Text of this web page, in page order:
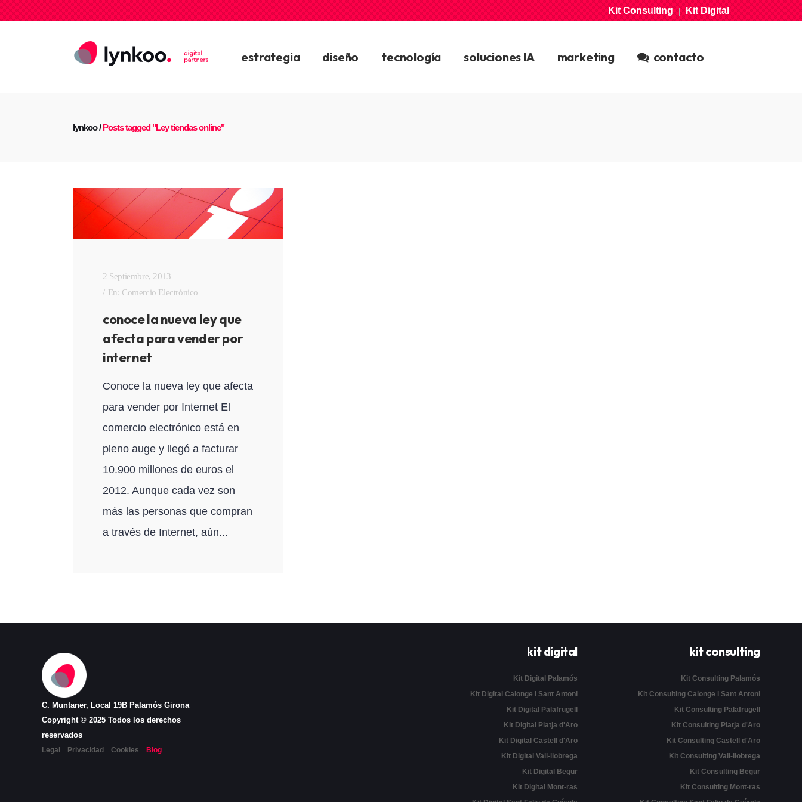
Kit Consulting|Kit Digital
estrategia diseño tecnología soluciones IA marketing contacto
lynkoo/Posts tagged "Ley tiendas online"
2 Septiembre, 2013
En: Comercio Electrónico
conoce la nueva ley que
afecta para vender por
internet
Conoce la nueva ley que afecta
para vender por Internet El
comercio electrónico está en
pleno auge y llegó a facturar
10.900 millones de euros el
2012. Aunque cada vez son
más las personas que compran
a través de Internet, aún...
C. Muntaner, Local 19B Palamós Girona
Copyright © 2025 Todos los derechos
reservados
Legal Privacidad Cookies Blog
kit digital
Kit Digital Palamós
Kit Digital Calonge i Sant Antoni
Kit Digital Palafrugell
Kit Digital Platja d'Aro
Kit Digital Castell d'Aro
Kit Digital Vall-llobrega
Kit Digital Begur
Kit Digital Mont-ras
kit consulting
Kit Consulting Palamós
Kit Consulting Calonge i Sant Antoni
Kit Consulting Palafrugell
Kit Consulting Platja d'Aro
Kit Consulting Castell d'Aro
Kit Consulting Vall-llobrega
Kit Consulting Begur
Kit Consulting Mont-ras